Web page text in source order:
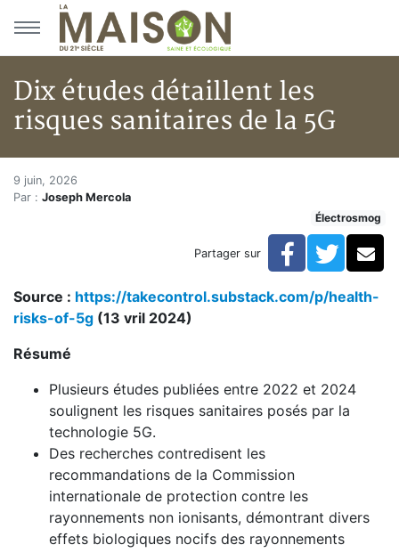
Aller au menu principal
Aller au contenu principal
Dix études détaillent les
risques sanitaires de la 5G
Accueil
Articles
Dix études détaillent les risques sanitaires de la 5G
Dix études détaillent les
9 juin, 2026
Par : Joseph Mercola
Électrosmog
Partager sur Facebook
Source : https://takecontrol.substack.com/p/health-
risks-of-5g (13 vril 2024)
Résumé
Plusieurs études publiées entre 2022 et 2024
soulignent les risques sanitaires posés par la
technologie 5G.
Des recherches contredisent les
recommandations de la Commission
internationale de protection contre les
rayonnements non ionisants, démontrant divers
effets biologiques nocifs des rayonnements